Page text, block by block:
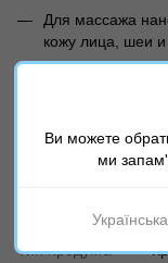
Для массажа
кожу лица, шеи и
Характеристики
Тип продукта
Ви можете
ми
Українська